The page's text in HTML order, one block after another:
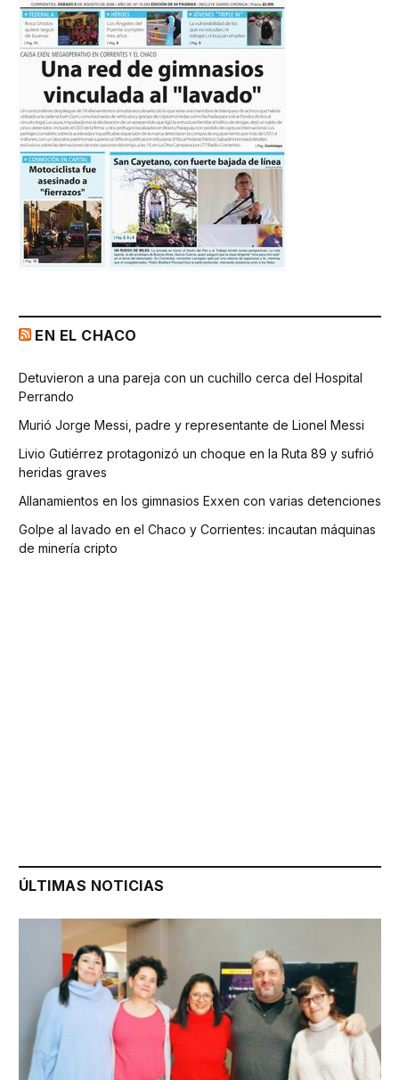
EN EL CHACO
Detuvieron a una pareja con un cuchillo cerca del Hospital
Perrando
Murió Jorge Messi, padre y representante de Lionel Messi
Livio Gutiérrez protagonizó un choque en la Ruta 89 y sufrió
heridas graves
Allanamientos en los gimnasios Exxen con varias detenciones
Golpe al lavado en el Chaco y Corrientes: incautan máquinas
de minería cripto
ÚLTIMAS NOTICIAS